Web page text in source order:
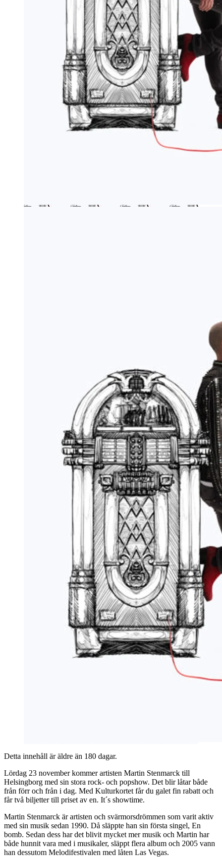
Detta innehåll är äldre än 180 dagar.
Lördag 23 november kommer artisten Martin Stenmarck till
Helsingborg med sin stora rock- och popshow. Det blir låtar både
från förr och från i dag. Med Kulturkortet får du galet fin rabatt och
får två biljetter till priset av en. It´s showtime.
Martin Stenmarck är artisten och svärmorsdrömmen som varit aktiv
med sin musik sedan 1990. Då släppte han sin första singel, En
bomb. Sedan dess har det blivit mycket mer musik och Martin har
både hunnit vara med i musikaler, släppt flera album och 2005 vann
han dessutom Melodifestivalen med låten Las Vegas.